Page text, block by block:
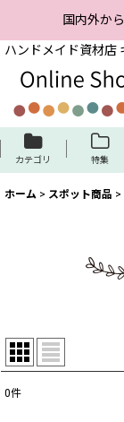
国内外か
ハンドメイド資材店
カテゴリ 特集
ホーム > スポット商品 >
0件